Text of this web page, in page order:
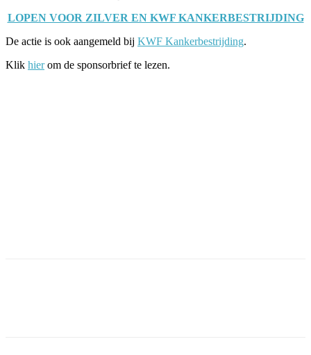
LOPEN VOOR ZILVER EN KWF KANKERBESTRIJDING
De actie is ook aangemeld bij KWF Kankerbestrijding.
Klik hierom de sponsorbrief te lezen.